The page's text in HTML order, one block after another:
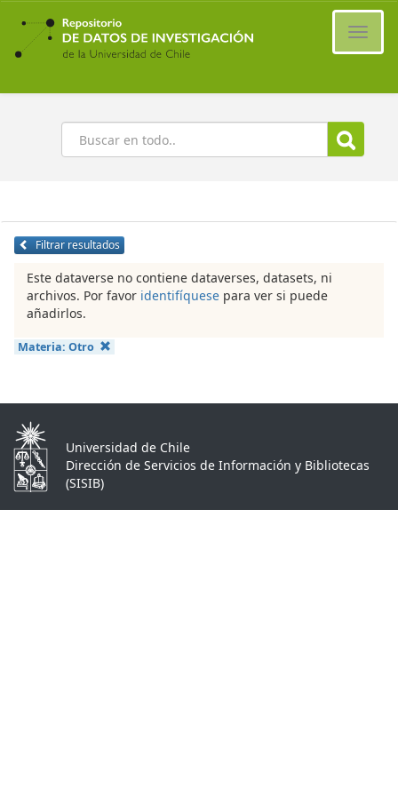
Ir
contenido
principal
Buscar
Filtrar resultados
Este dataverse no contiene dataverses, datasets, ni
archivos. Por favor identifíquese para ver si puede
añadirlos.
Materia: Otro
Universidad de Chile
Dirección de Servicios de Información y Bibliotecas
(SISIB)